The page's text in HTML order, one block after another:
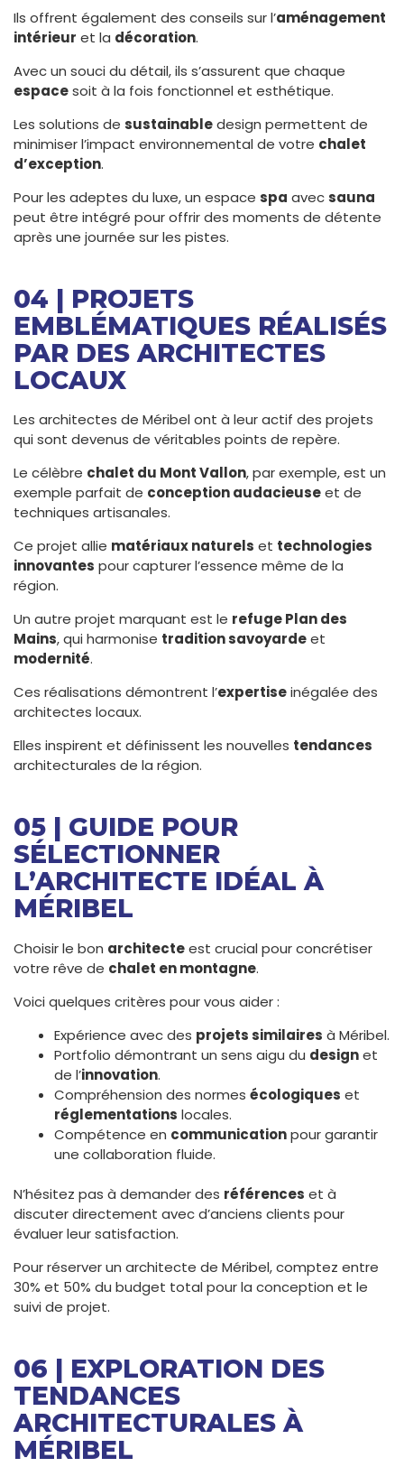
Ils offrent également des conseils sur l’aménagement
intérieur et la décoration.
Avec un souci du détail, ils s’assurent que chaque
espacesoit à la fois fonctionnel et esthétique.
Les solutions de sustainabledesign permettent de
minimiser l’impact environnemental de votre chalet
d’exception.
Pour les adeptes du luxe, un espace spa avecsauna
peut être intégré pour offrir des moments de détente
après une journée sur les pistes.
04 | PROJETS
EMBLÉMATIQUES RÉALISÉS
PAR DES ARCHITECTES
LOCAUX
Les architectes de Méribel ont à leur actif des projets
qui sont devenus de véritables points de repère.
Le célèbre chalet du Mont Vallon, par exemple, est un
exemple parfait de conception audacieuseet de
techniques artisanales.
Ce projet allie matériaux naturels et technologies
innovantes pour capturer l’essence même de la
région.
Un autre projet marquant est le refuge Plan des
Mains, qui harmonise tradition savoyardeet
modernité.
Ces réalisations démontrent l’expertiseinégalée des
architectes locaux.
Elles inspirent et définissent les nouvelles tendances
architecturales de la région.
05 | GUIDE POUR
SÉLECTIONNER
L’ARCHITECTE IDÉAL À
MÉRIBEL
Choisir le bon architecteest crucial pour concrétiser
votre rêve de chalet en montagne.
Voici quelques critères pour vous aider :
Expérience avec des projets similaires à Méribel.
Portfolio démontrant un sens aigu du designet
de l’innovation.
Compréhension des normes écologiques et
réglementations locales.
Compétence en communicationpour garantir
une collaboration fluide.
N’hésitez pas à demander des références et à
discuter directement avec d’anciens clients pour
évaluer leur satisfaction.
Pour réserver un architecte de Méribel, comptez entre
30% et 50% du budget total pour la conception et le
suivi de projet.
06 | EXPLORATION DES
TENDANCES
ARCHITECTURALES À
MÉRIBEL